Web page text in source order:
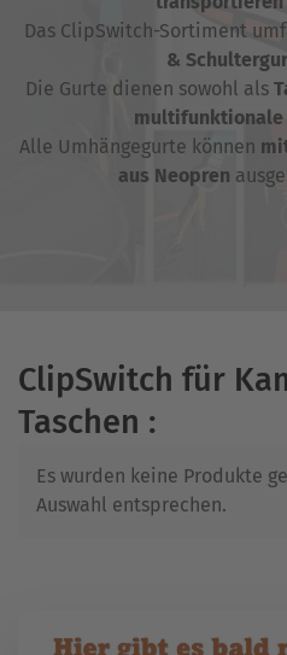
Das ClipSwitch-Sortiment
&
Die Gurte dienen sowohl als
multifunktionale
Alle Umhängegurte können
aus Neopren
ClipSwitch für
Taschen :
Es wurden keine Produkte
Auswahl entsprechen.